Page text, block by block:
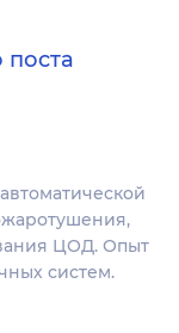
ЦОД. Опыт
систем.